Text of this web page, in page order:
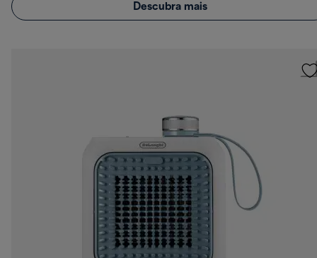
Descubra mais